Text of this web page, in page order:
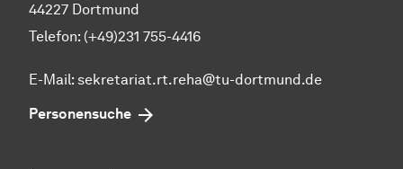
44227 Dortmund
Telefon: (+49)231 755-4416
E-Mail: sekretariat.rt.reha@tu-dortmund.de
Personensuche